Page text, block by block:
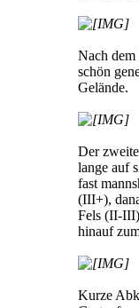
Nach dem
schön
Gelände.
Der
lange auf
fast
(III+),
Fels (II-
hinauf
Kurze